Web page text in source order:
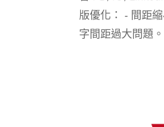
版優化： - 間距
字間距過大問題